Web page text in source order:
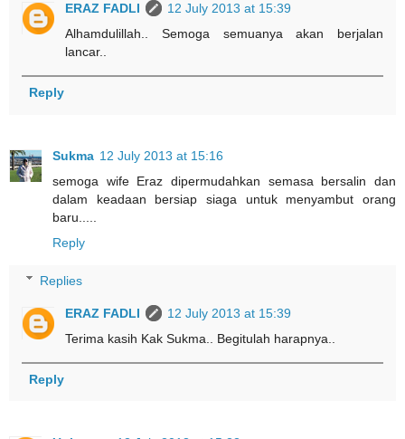
ERAZ FADLI
12 July 2013 at 15:39
Alhamdulillah.. Semoga semuanya akan berjalan
lancar..
Reply
Sukma 12 July 2013 at 15:16
semoga wife Eraz dipermudahkan semasa bersalin dan
dalam keadaan bersiap siaga untuk menyambut orang
baru.....
Reply
Replies
ERAZ FADLI
12 July 2013 at 15:39
Terima kasih Kak Sukma.. Begitulah harapnya..
Reply